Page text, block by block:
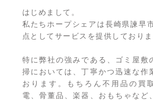
はじめまして。
私たちホープシェアは長崎県諫早
点としてサービスを提供しておりま
特に弊社の強みである、ゴミ屋敷
掃においては、丁寧かつ迅速な作
おります。もちろん不用品の買
電、骨董品、楽器、おもちゃなど